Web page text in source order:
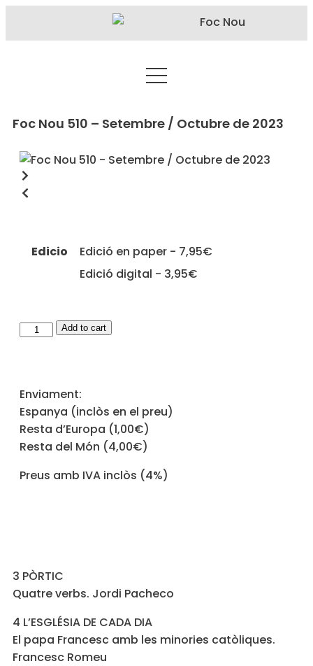
Foc Nou 510 – Setembre / Octubre de 2023
Edicio
Edició en paper - 7,95€
Edició digital - 3,95€
Add to cart
Enviament:
Espanya (inclòs en el preu)
Resta d’Europa (1,00€)
Resta del Món (4,00€)
Preus amb IVA inclòs (4%)
3 PÒRTIC
Quatre verbs. Jordi Pacheco
4 L’ESGLÉSIA DE CADA DIA
El papa Francesc amb les minories catòliques.
Francesc Romeu